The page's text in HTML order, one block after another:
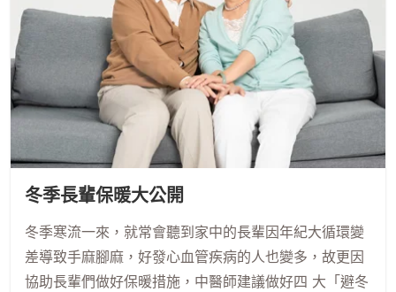
冬季長輩保暖大公開
冬季寒流一來，就常會聽到家中的長輩因年紀大循環變
差導致手麻腳麻，好發心血管疾病的人也變多，故更因
協助長輩們做好保暖措施，中醫師建議做好四 大「避冬